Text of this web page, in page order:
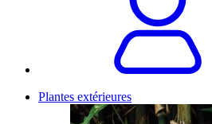
Plantes extérieures